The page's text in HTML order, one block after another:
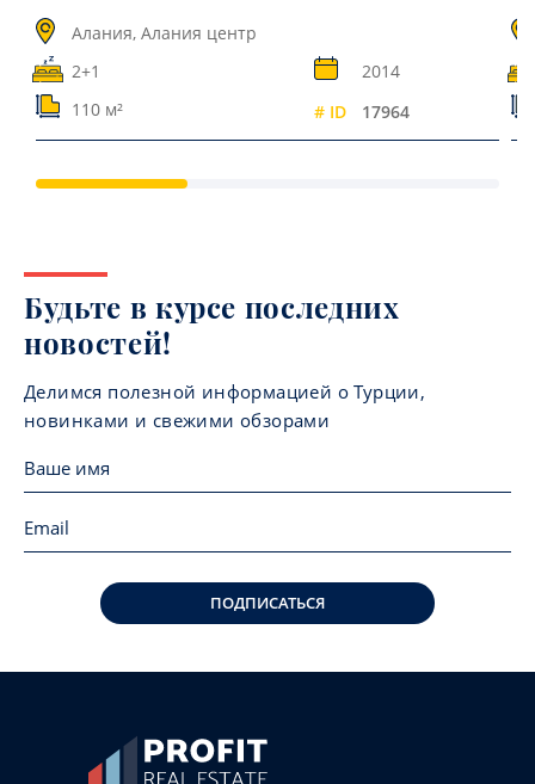
Алания, Алания центр
2+1
2014
110 м²
# ID 17964
Будьте в курсе последних
новостей!
Делимся полезной информацией о Турции,
новинками и свежими обзорами
ПОДПИСАТЬСЯ